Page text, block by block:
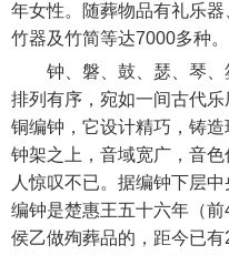
年女性。随葬物品有礼乐
竹器及竹简等达7000多种。
钟、磐、鼓、瑟、琴、
排列有序，宛如一间古代
铜编钟，它设计精巧，铸
钟架之上，音域宽广，音
人惊叹不已。据编钟下层
编钟是楚惠王五十六年（
侯乙做殉葬品的，距今已